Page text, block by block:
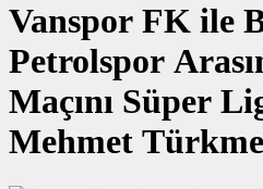
Vanspor FK ile
Petrolspor
Maçını Süper
Mehmet